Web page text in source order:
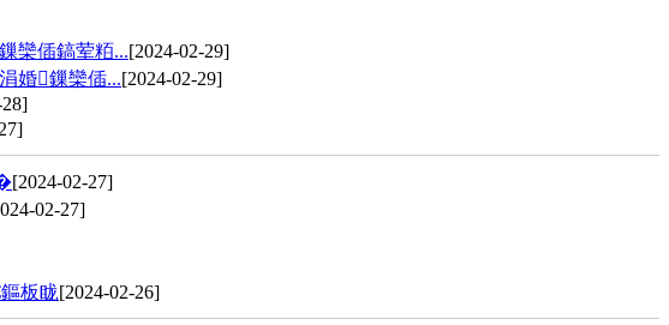
欒偛鎬荤粨...[2024-02-29]
婚鏁欒偛...[2024-02-29]
[2024-02-27]
02-27]
板眬[2024-02-26]